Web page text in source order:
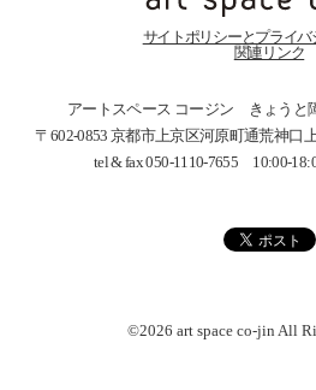
サイトポリシーとプライバ
関連リンク
アートスペース コージン きょうと
〒602-0853 京都市上京区河原町通荒神口
tel & fax 050-1110-7655 10:00-
©2026 art space co-jin All